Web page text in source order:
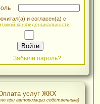
Логин
Пароль
Я прочитал(а) и согласен(а) с
Войти